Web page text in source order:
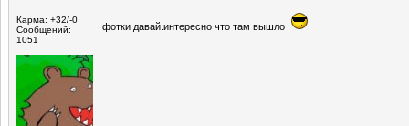
Карма: +32/-0
Сообщений:
1051
фотки давай.интересно что там вышло